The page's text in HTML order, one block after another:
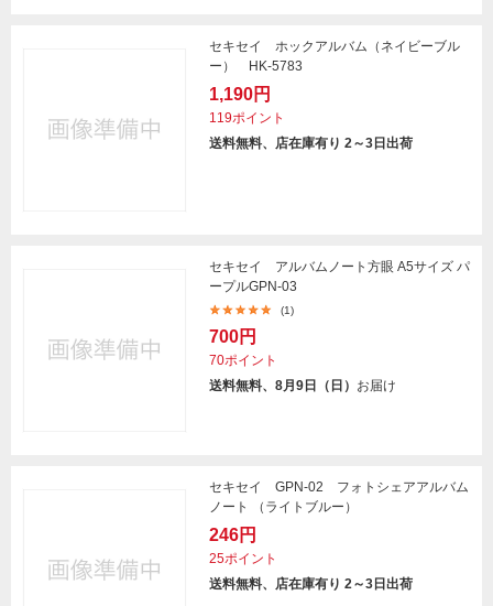
セキセイ ホックアルバム（ネイビーブル
ー） HK-5783
1,190円
119ポイント
送料無料、店在庫有り 2～3日出荷
セキセイ アルバムノート方眼 A5サイズ パ
ープルGPN-03
(1)
700円
70ポイント
送料無料、8月9日（日） お届け
セキセイ GPN-02 フォトシェアアルバム
ノート （ライトブルー）
246円
25ポイント
送料無料、店在庫有り 2～3日出荷